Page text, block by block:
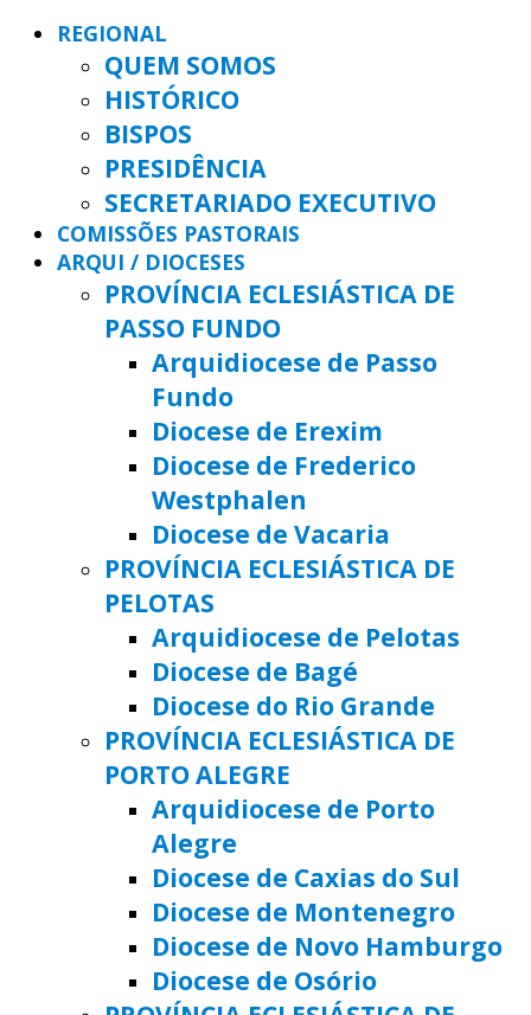
REGIONAL
QUEM SOMOS
HISTÓRICO
BISPOS
PRESIDÊNCIA
SECRETARIADO EXECUTIVO
COMISSÕES PASTORAIS
ARQUI / DIOCESES
PROVÍNCIA ECLESIÁSTICA DE
PASSO FUNDO
Arquidiocese de Passo
Fundo
Diocese de Erexim
Diocese de Frederico
Westphalen
Diocese de Vacaria
PROVÍNCIA ECLESIÁSTICA DE
PELOTAS
Arquidiocese de Pelotas
Diocese de Bagé
Diocese do Rio Grande
PROVÍNCIA ECLESIÁSTICA DE
PORTO ALEGRE
Arquidiocese de Porto
Alegre
Diocese de Caxias do Sul
Diocese de Montenegro
Diocese de Novo Hamburgo
Diocese de Osório